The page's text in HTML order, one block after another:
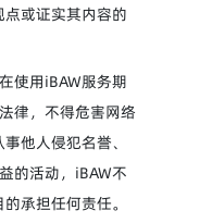
或证实其内容的
使用iBAW服务期
律，不得危害网络
他人侵犯名誉、
的活动，iBAW不
承担任何责任。